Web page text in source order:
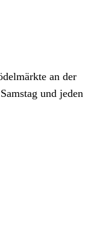
an der
und jeden